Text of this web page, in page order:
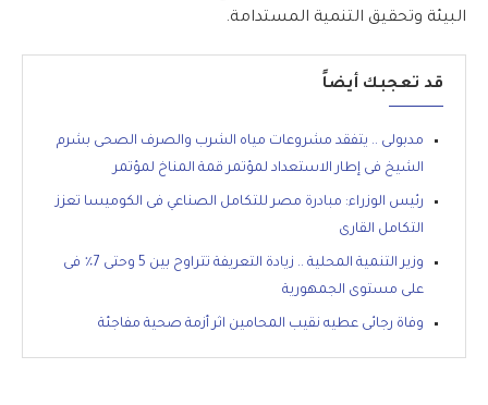
البيئة وتحقيق التنمية المستدامة.
قد تعجبك أيضاً
مدبولى .. يتفقد مشروعات مياه الشرب والصرف الصحى بشرم
الشيخ فى إطار الاستعداد لمؤتمر قمة المناخ لمؤتمر
رئيس الوزراء: مبادرة مصر للتكامل الصناعي فى الكوميسا تعزز
التكامل القارى
وزير التنمية المحلية .. زيادة التعريفة تتراوح بين 5 وحتى 7٪ فى
على مستوى الجمهورية
وفاة رجائى عطيه نقيب المحامين اثر أزمة صحية مفاجئة